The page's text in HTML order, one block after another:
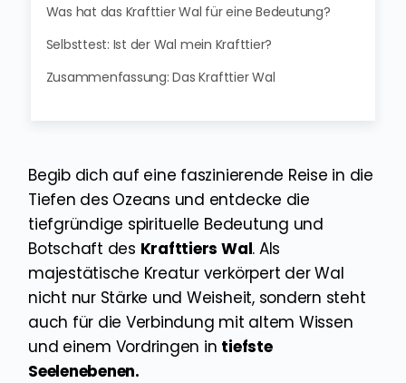
Begib dich auf eine faszinierende Reise in die
Tiefen des Ozeans und entdecke die
tiefgründige spirituelle Bedeutung und
Botschaft des Krafttiers Wal. Als
majestätische Kreatur verkörpert der Wal
nicht nur Stärke und Weisheit, sondern steht
auch für die Verbindung mit altem Wissen
und einem Vordringen in tiefste
Seelenebenen.
Was hat das Krafttier Wal für eine Bedeutung?
Selbsttest: Ist der Wal mein Krafttier?
Zusammenfassung: Das Krafttier Wal